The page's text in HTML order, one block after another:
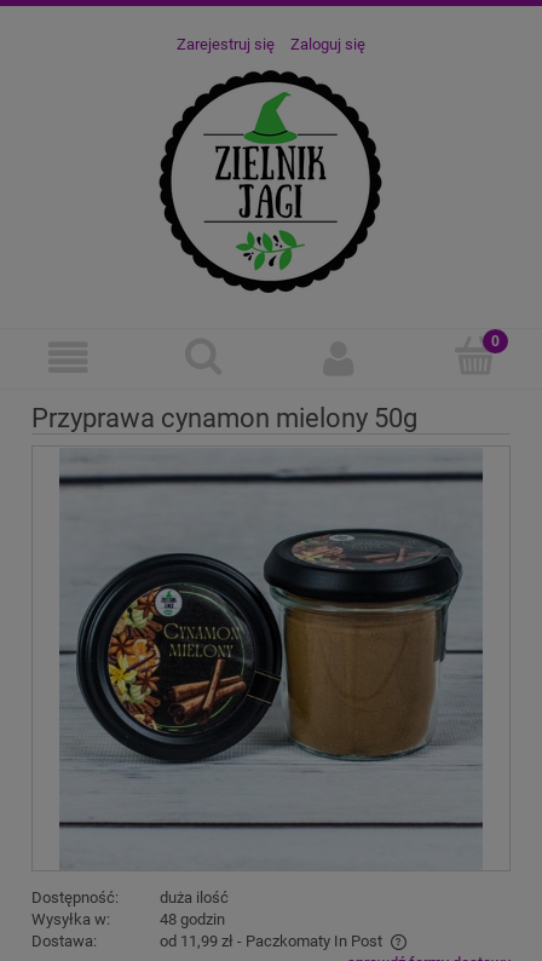
Zarejestruj się Zaloguj się
Przyprawa cynamon mielony 50g
Dostępność:
duża ilość
Wysyłka w:
48 godzin
Dostawa:
od 11,99 zł - Paczkomaty In Post